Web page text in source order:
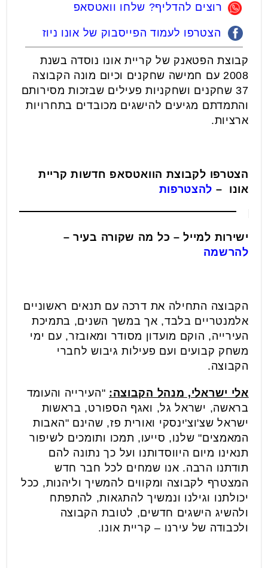
רוצים להדליף? שלחו וואטסאפ
הצטרפו לעמוד הפייסבוק של אונו ניוז
קבוצת הפטאנק של קריית אונו נוסדה בשנת
2008 עם חמישה שחקנים וכיום מונה הקבוצה
37 שחקנים ושחקניות פעילים שבזכות מסירותם
והתמדתם מגיעים להישגים מכובדים בתחרויות
ארציות.
הצטרפו לקבוצת הוואטסאפ חדשות קריית
אונו – להצטרפות
ישירות למייל – כל מה שקורה בעיר –
להרשמה
הקבוצה התחילה את דרכה עם תנאים ראשוניים
אלמנטריים בלבד, אך במשך השנים, בתמיכת
העירייה, הוקם מועדון מסודר ומאובזר, עם ימי
משחק קבועים ועם פעילות גיבוש לחברי
הקבוצה.
אלי ישראלי, מנהל הקבוצה: "העירייה והעומד
בראשה, ישראל גל, ואגף הספורט, בראשות
ישראל שצ'וצ'ינסקי ואורית פז, שהינם "האבות
המאמצים" שלנו, סייעו, תמכו ותומכים לשיפור
תנאינו מיום היווסדותנו ועל כך נתונה להם
תודתנו הרבה. אנו שמחים לכל חבר חדש
המצטרף לקבוצה ומקווים להמשיך וליהנות, ככל
יכולתנו וגילנו ונמשיך להתגאות, להתפתח
ולהשיג הישגים חדשים, לטובת הקבוצה
ולכבודה של עירנו – קריית אונו.